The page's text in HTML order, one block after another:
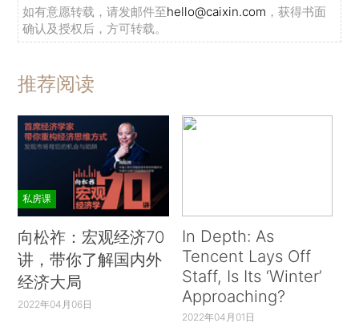
如有意愿转载，请发邮件至hello@caixin.com ，获得书面
确认及授权后，方可转载。
推荐阅读
私房课
向松祚：宏观经济70
讲，带你了解国内外
经济大局
2022年04月06日
In Depth: As
Tencent Lays Off
Staff, Is Its ‘Winter’
Approaching?
2022年04月01日